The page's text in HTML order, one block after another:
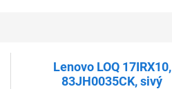
Lenovo LOQ 17IRX10,
83JH0035CK, sivý